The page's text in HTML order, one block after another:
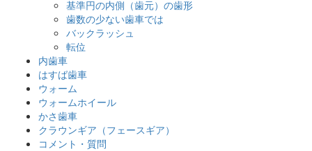
基準円の内側（歯元）の歯形
歯数の少ない歯車では
バックラッシュ
転位
内歯車
はすば歯車
ウォーム
ウォームホイール
かさ歯車
クラウンギア（フェースギア）
コメント・質問